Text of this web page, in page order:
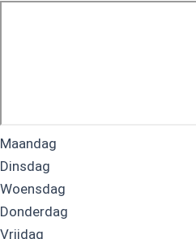
Maandag
Dinsdag
Woensdag
Donderdag
Vrijdag